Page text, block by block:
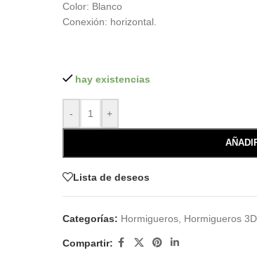
Color: Blanco
Conexión: horizontal.
hay existencias
- +
Lista de deseos
Categorías: Hormigueros, Hormigueros 3D,
Compartir: